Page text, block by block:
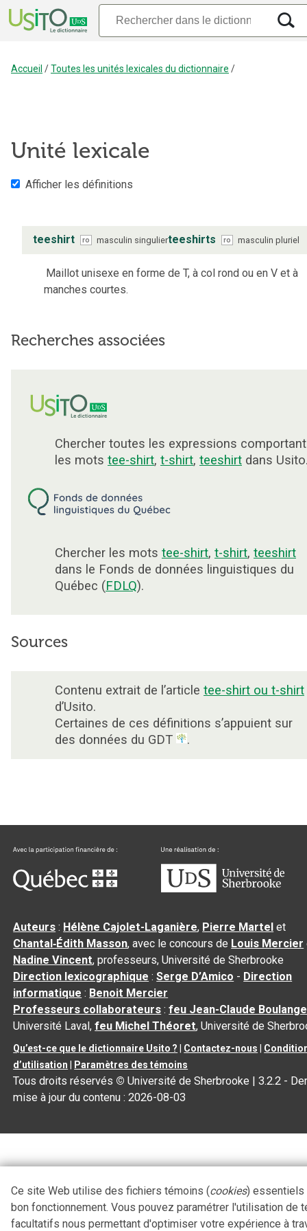
Accueil /Toutes les unités lexicales du dictionnaire /
Unité lexicale
Afficher les définitions
teeshirt ro masculin singulierteeshirts ro masculin pluriel
Maillot unisexe en forme de T, à col rond ou en V et à
manches courtes.
Recherches associées
Chercher toutes les expressions comportant
les mots tee-shirt, t-shirt, teeshirt dans
Chercher les mots tee-shirt, t-shirt, teeshirt
dans le Fonds de données linguistiques du
Québec (FDLQ).
Sources
Contenu extrait de l’article tee-shirt ou t-shirt
d’Usito.
Certaines de ces définitions s’appuient sur
des données du GDT
.
Auteurs : Hélène Cajolet-Laganière, Pierre Martel et
Chantal‑Édith Masson, avec le concours de Louis Mercier
Nadine Vincent, professeurs, Université de Sherbrooke
Direction lexicographique :Serge D’Amico - Direction
informatique : Benoit Mercier
Professeurs collaborateurs :feu Jean-Claude
Université Laval,feu Michel Théoret, Université de
Qu’est-ce que le dictionnaire Usito ? Contactez-nous
d’utilisation
Paramètres des témoins
Tous droits réservés © Université de Sherbrooke |3.2.2 -
mise à jour du contenu :2026-08-03
Ce site Web utilise des fichiers témoins (cookies) essentiels
bon fonctionnement. Vous pouvez paramétrer l'utilisation de
facultatifs nous permettant d'optimiser votre expérience à